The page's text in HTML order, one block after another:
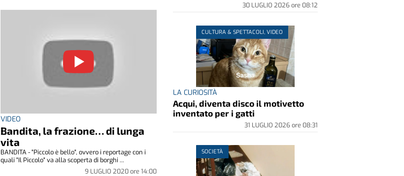
VIDEO
Bandita, la frazione… di lunga
vita
9 LUGLIO 2020ore 14:00
BANDITA - "Piccolo è bello", ovvero i reportage con i
quali "Il Piccolo" va alla scoperta di borghi ...
30 LUGLIO 2026ore 08:12
CULTURA & SPETTACOLI, VIDEO
LA CURIOSITÀ
Acqui, diventa disco il motivetto
inventato per i gatti
31 LUGLIO 2026ore 08:31
SOCIETÀ